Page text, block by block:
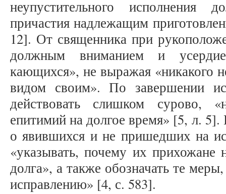
неупустительного исполнения
причастия надлежащим
12]. От священника при
должным вниманием и
кающихся», не выражая «никакого
видом своим». По завершении
действовать слишком сурово,
епитимий на долгое время» [5, л.
о явившихся и не пришедших на
«указывать, почему их прихожане
долга», а также обозначать те
исправлению» [4, с. 583].